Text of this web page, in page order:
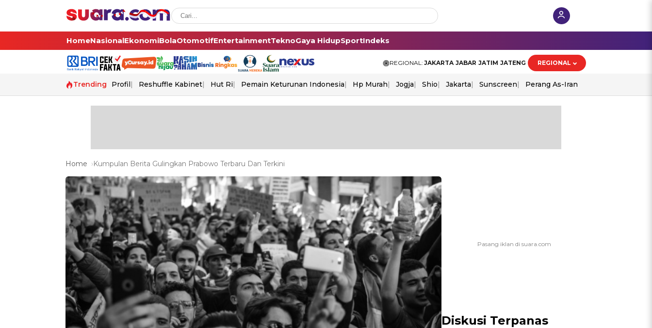
HomeNasionalEkonomiBolaOtomotifEntertainmentTeknoGaya HidupSportIndeks
REGIONAL: JAKARTA JABAR JATIM JATENG REGIONAL
Trending Profil Reshuffle Kabinet Hut Ri Pemain Keturunan Indonesia Hp Murah Jogja Shio Jakarta Sunscreen Perang As-Iran
Home Kumpulan Berita Gulingkan Prabowo Terbaru Dan Terkini
Diskusi Terpanas